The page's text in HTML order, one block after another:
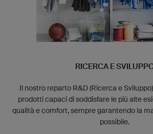
RICERCA E
Il nostro reparto R&D (Ricerca e
prodotti capaci di soddisfare le più alte
qualità e comfort, sempre garantendo la
possibile.